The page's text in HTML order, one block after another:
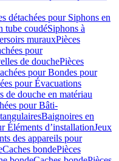
détachées pour Siphons en
tube coudéSiphons à
murauxPièces
pour
de douchePièces
pour Bondes pour
pour Évacuations
de douche en matériau
pour Bâti-
Baignoires en
Éléments d’installationJeux
des appareils pour
Caches bondePièces